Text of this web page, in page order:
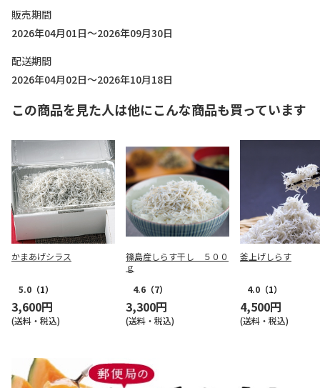
販売期間
2026年04月01日～2026年09月30日
配送期間
2026年04月02日～2026年10月18日
この商品を見た人は他にこんな商品も買っています
かまあげシラス
5.0 （1）
3,600円
(送料・税込)
篠島産しらす干し ５００
ｇ
4.6 （7）
3,300円
(送料・税込)
釜上げしらす
4.0 （1）
4,500円
(送料・税込)